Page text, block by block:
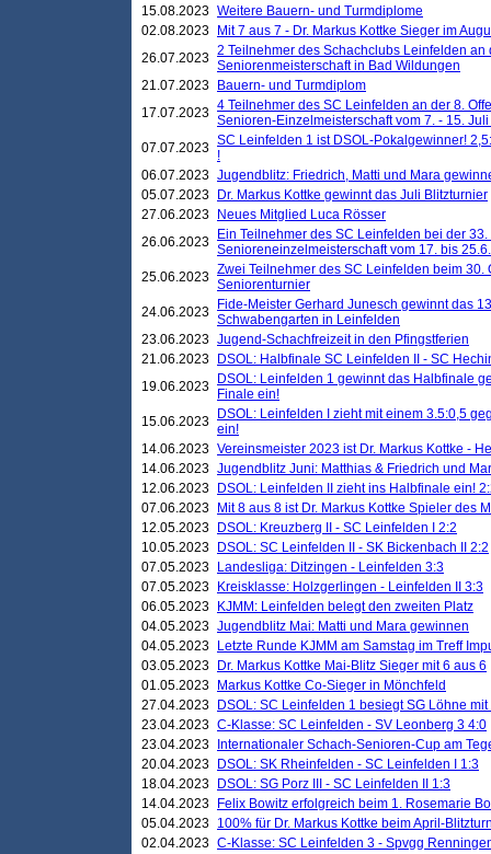
15.08.2023 Weitere Bauern- und Turmdiplome
02.08.2023
Mit 7 aus 7 - Dr. Markus Kottke Sieger im
26.07.2023 2 Teilnehmer des Schachclubs Leinfelden an
Seniorenmeisterschaft in Bad Wildungen
21.07.2023
Bauern- und Turmdiplom
17.07.2023 4 Teilnehmer des SC Leinfelden an der 8.
Senioren-Einzelmeisterschaft vom 7. - 15.
07.07.2023 SC Leinfelden 1 ist DSOL-Pokalgewinner!
!
06.07.2023 Jugendblitz: Friedrich, Matti und Mara
05.07.2023
Dr. Markus Kottke gewinnt das Juli Blitzturnier
27.06.2023
Neues Mitglied Luca Rösser
26.06.2023
Ein Teilnehmer des SC Leinfelden bei der
Senioreneinzelmeisterschaft vom 17. bis
25.06.2023 Zwei Teilnehmer des SC Leinfelden beim
Seniorenturnier
24.06.2023
Fide-Meister Gerhard Junesch gewinnt das
Schwabengarten in Leinfelden
23.06.2023 Jugend-Schachfreizeit in den Pfingstferien
21.06.2023
DSOL: Halbfinale SC Leinfelden II - SC
19.06.2023
DSOL: Leinfelden 1 gewinnt das Halbfinale
Finale ein!
15.06.2023
DSOL: Leinfelden I zieht mit einem 3.5:0,5
ein!
14.06.2023 Vereinsmeister 2023 ist Dr. Markus Kottke -
14.06.2023 Jugendblitz Juni: Matthias & Friedrich und
12.06.2023
DSOL: Leinfelden II zieht ins Halbfinale ein!
07.06.2023
Mit 8 aus 8 ist Dr. Markus Kottke Spieler des
12.05.2023
DSOL: Kreuzberg II - SC Leinfelden I 2:2
10.05.2023
DSOL: SC Leinfelden II - SK Bickenbach II 2:2
07.05.2023
Landesliga: Ditzingen - Leinfelden 3:3
07.05.2023
Kreisklasse: Holzgerlingen - Leinfelden II 3:3
06.05.2023
KJMM: Leinfelden belegt den zweiten Platz
04.05.2023 Jugendblitz Mai: Matti und Mara gewinnen
04.05.2023
Letzte Runde KJMM am Samstag im Treff
03.05.2023
Dr. Markus Kottke Mai-Blitz Sieger mit 6 aus 6
01.05.2023
Markus Kottke Co-Sieger in Mönchfeld
27.04.2023
DSOL: SC Leinfelden 1 besiegt SG Löhne mit
23.04.2023 C-Klasse: SC Leinfelden - SV Leonberg 3 4:0
23.04.2023
Internationaler Schach-Senioren-Cup am
20.04.2023
DSOL: SK Rheinfelden - SC Leinfelden I 1:3
18.04.2023
DSOL: SG Porz III - SC Leinfelden II 1:3
14.04.2023
Felix Bowitz erfolgreich beim 1. Rosemarie
05.04.2023 100% für Dr. Markus Kottke beim April-
02.04.2023 C-Klasse: SC Leinfelden 3 - Spvgg